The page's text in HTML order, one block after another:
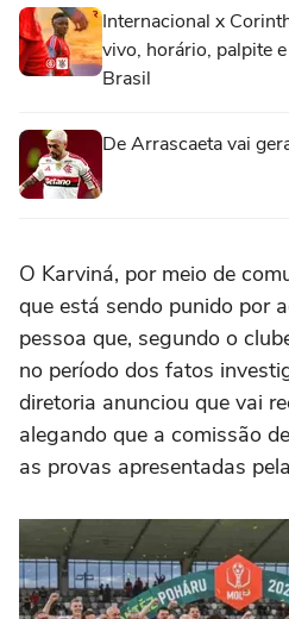
Internacional x
vivo, horário, palpite
Brasil
De Arrascaeta vai
O Karviná, por meio de
que está sendo punido por
pessoa que, segundo o
no período dos fatos
diretoria anunciou que vai
alegando que a comissão
as provas apresentadas